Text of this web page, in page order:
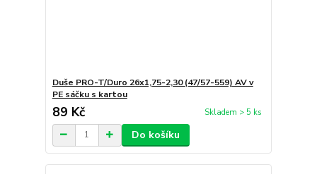
Duše PRO-T/Duro 26x1,75-2,30 (47/57-559) AV v
PE sáčku s kartou
89 Kč Skladem > 5 ks
Do košíku